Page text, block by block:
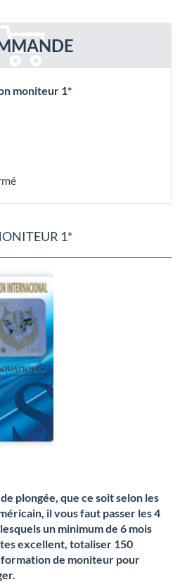
moniteur 1*
1*
plongée, que ce soit selon les
il vous faut passer les 4
un minimum de 6 mois
excellent, totaliser 150
de moniteur pour